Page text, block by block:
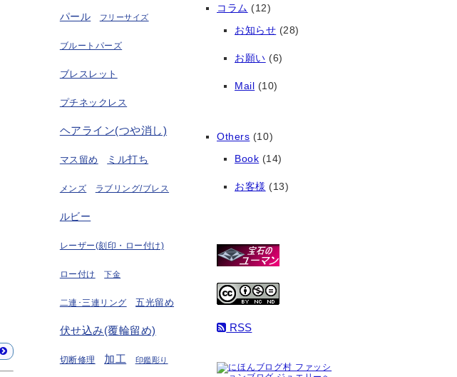
パール フリーサイズ
ブルートパーズ
ブレスレット
プチネックレス
ヘアライン(つや消し)
マス留め ミル打ち
メンズ ラブリング/ブレス
ルビー
レーザー(刻印・ロー付け)
ロー付け 下金
二連･三連リング 五光留め
伏せ込み(覆輪留め)
切断修理 加工 印鑑彫り
コラム (12)
お知らせ (28)
お願い (6)
Mail (10)
Others (10)
Book (14)
お客様 (13)
RSS